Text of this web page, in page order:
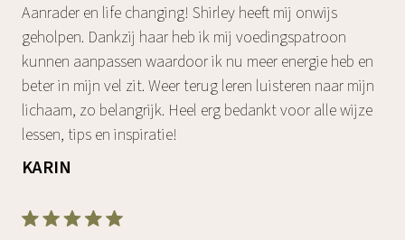
Aanrader en life changing! Shirley heeft mij onwijs
geholpen. Dankzij haar heb ik mij voedingspatroon
kunnen aanpassen waardoor ik nu meer energie heb en
beter in mijn vel zit. Weer terug leren luisteren naar mijn
lichaam, zo belangrijk. Heel erg bedankt voor alle wijze
lessen, tips en inspiratie!
KARIN